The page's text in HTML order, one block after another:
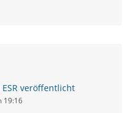
veröffentlicht
19:16